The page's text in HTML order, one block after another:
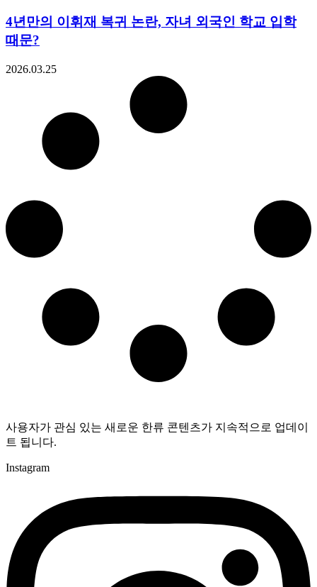
4년만의 이휘재 복귀 논란, 자녀 외국인 학교 입학
때문?
2026.03.25
사용자가 관심 있는 새로운 한류 콘텐츠가 지속적으로 업데이
트 됩니다.
Instagram